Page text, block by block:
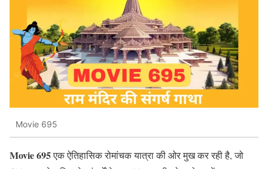
Movie 695
Movie 695एक ऐतिहासिक रोमांचक यात्रा की ओर मुख कर रही है, जो